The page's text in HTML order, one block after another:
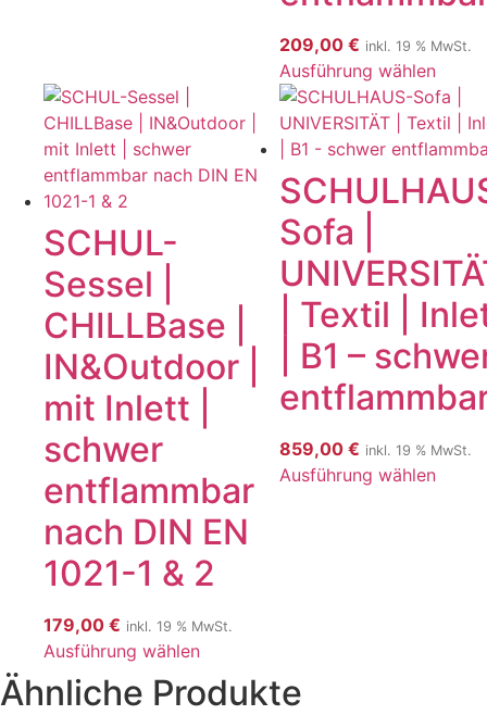
209,00 € inkl. 19 % MwSt.
Ausführung wählen
SCHUL-
Sessel |
CHILLBase |
IN&Outdoor |
mit Inlett |
schwer
entflammbar
nach DIN EN
1021-1 & 2
179,00 € inkl. 19 % MwSt.
Ausführung wählen
Sofa |
| Textil |
| B1 –
859,00 € inkl. 19 % MwSt.
Ausführung wählen
Ähnliche Produkte